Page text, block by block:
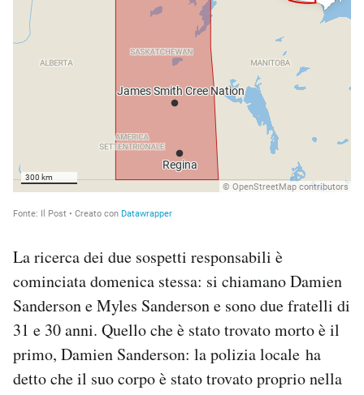
La ricerca dei due sospetti responsabili è
cominciata domenica stessa: si chiamano Damien
Sanderson e Myles Sanderson e sono due fratelli di
31 e 30 anni. Quello che è stato trovato morto è il
primo, Damien Sanderson: la polizia locale ha
detto che il suo corpo è stato trovato proprio nella